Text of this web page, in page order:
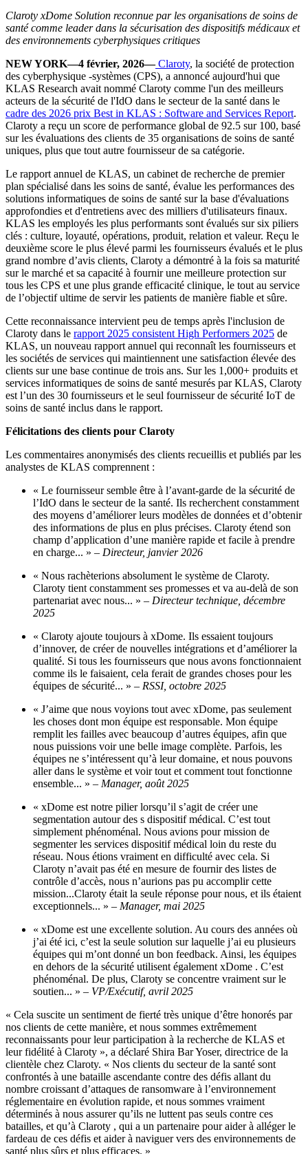
Claroty xDome Solution reconnue par les organisations de soins de
santé comme leader dans la sécurisation des dispositifs médicaux et
des environnements cyberphysiques critiques
NEW YORK—4 février, 2026—Claroty, la société de protection
des cyberphysique -systèmes (CPS), a annoncé aujourd'hui que
KLAS Research avait nommé Claroty comme l'un des meilleurs
acteurs de la sécurité de l'IdO dans le secteur de la santé dans le
cadre des 2026 prix Best in KLAS : Software and Services Report.
Claroty a reçu un score de performance global de 92.5 sur 100, basé
sur les évaluations des clients de 35 organisations de soins de santé
uniques, plus que tout autre fournisseur de sa catégorie.
Le rapport annuel de KLAS, un cabinet de recherche de premier
plan spécialisé dans les soins de santé, évalue les performances des
solutions informatiques de soins de santé sur la base d'évaluations
approfondies et d'entretiens avec des milliers d'utilisateurs finaux.
KLAS les employés les plus performants sont évalués sur six piliers
clés : culture, loyauté, opérations, produit, relation et valeur. Reçu le
deuxième score le plus élevé parmi les fournisseurs évalués et le plus
grand nombre d’avis clients, Claroty a démontré à la fois sa maturité
sur le marché et sa capacité à fournir une meilleure protection sur
tous les CPS et une plus grande efficacité clinique, le tout au service
de l’objectif ultime de servir les patients de manière fiable et sûre.
Cette reconnaissance intervient peu de temps après l'inclusion de
Claroty dans le rapport 2025 consistent High Performers 2025 de
KLAS, un nouveau rapport annuel qui reconnaît les fournisseurs et
les sociétés de services qui maintiennent une satisfaction élevée des
clients sur une base continue de trois ans. Sur les 1,000+ produits et
services informatiques de soins de santé mesurés par KLAS, Claroty
est l’un des 30 fournisseurs et le seul fournisseur de sécurité IoT de
soins de santé inclus dans le rapport.
Félicitations des clients pour Claroty
Les commentaires anonymisés des clients recueillis et publiés par les
analystes de KLAS comprennent :
« Le fournisseur semble être à l’avant-garde de la sécurité de
l’IdO dans le secteur de la santé. Ils recherchent constamment
des moyens d’améliorer leurs modèles de données et d’obtenir
des informations de plus en plus précises. Claroty étend son
champ d’application d’une manière rapide et facile à prendre
en charge... » – Directeur, janvier 2026
« Nous rachèterions absolument le système de Claroty.
Claroty tient constamment ses promesses et va au-delà de son
partenariat avec nous... » – Directeur technique, décembre
2025
« Claroty ajoute toujours à xDome. Ils essaient toujours
d’innover, de créer de nouvelles intégrations et d’améliorer la
qualité. Si tous les fournisseurs que nous avons fonctionnaient
comme ils le faisaient, cela ferait de grandes choses pour les
équipes de sécurité... » – RSSI, octobre 2025
« J’aime que nous voyions tout avec xDome, pas seulement
les choses dont mon équipe est responsable. Mon équipe
remplit les failles avec beaucoup d’autres équipes, afin que
nous puissions voir une belle image complète. Parfois, les
équipes ne s’intéressent qu’à leur domaine, et nous pouvons
aller dans le système et voir tout et comment tout fonctionne
ensemble... » – Manager, août 2025
« xDome est notre pilier lorsqu’il s’agit de créer une
segmentation autour des s dispositif médical. C’est tout
simplement phénoménal. Nous avions pour mission de
segmenter les services dispositif médical loin du reste du
réseau. Nous étions vraiment en difficulté avec cela. Si
Claroty n’avait pas été en mesure de fournir des listes de
contrôle d’accès, nous n’aurions pas pu accomplir cette
mission...Claroty était la seule réponse pour nous, et ils étaient
exceptionnels... » – Manager, mai 2025
« xDome est une excellente solution. Au cours des années où
j’ai été ici, c’est la seule solution sur laquelle j’ai eu plusieurs
équipes qui m’ont donné un bon feedback. Ainsi, les équipes
en dehors de la sécurité utilisent également xDome . C’est
phénoménal. De plus, Claroty se concentre vraiment sur le
soutien... » – VP/Exécutif, avril 2025
« Cela suscite un sentiment de fierté très unique d’être honorés par
nos clients de cette manière, et nous sommes extrêmement
reconnaissants pour leur participation à la recherche de KLAS et
leur fidélité à Claroty », a déclaré Shira Bar Yoser, directrice de la
clientèle chez Claroty. « Nos clients du secteur de la santé sont
confrontés à une bataille ascendante contre des défis allant du
nombre croissant d’attaques de ransomware à l’environnement
réglementaire en évolution rapide, et nous sommes vraiment
déterminés à nous assurer qu’ils ne luttent pas seuls contre ces
batailles, et qu’à Claroty , qui a un partenaire pour aider à alléger le
fardeau de ces défis et aider à naviguer vers des environnements de
santé plus sûrs et plus efficaces. »